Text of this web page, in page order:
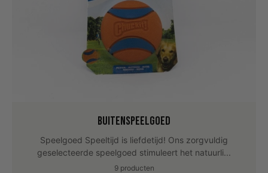
Buitenspeelgoed
Speelgoed Speeltijd is liefdetijd! Ons zorgvuldig
geselecteerde speelgoed stimuleert het natuurli...
9 producten